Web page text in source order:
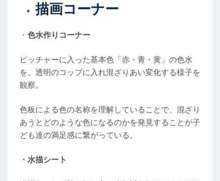
描画コーナー
・ 色水作りコーナー
ピッチャーに入った基本色「赤・青・黄」の色水
を、透明のコップに入れ混ざりあい変化する様子を
観察。
色板による色の名称を理解していることで、混ざり
あうとどのような色になるのかを発見することが子
ども達の満足感に繋がっている。
・水描シート